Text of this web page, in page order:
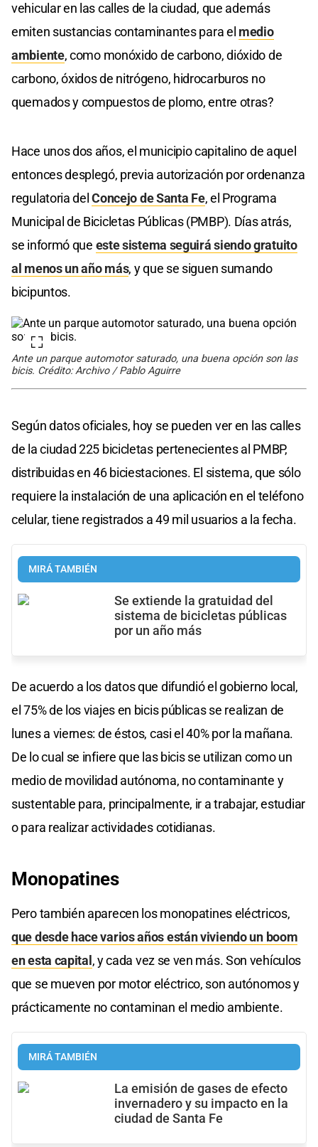
vehicular en las calles de la ciudad, que además
emiten sustancias contaminantes para el medio
ambiente, como monóxido de carbono, dióxido de
carbono, óxidos de nitrógeno, hidrocarburos no
quemados y compuestos de plomo, entre otras?
Hace unos dos años, el municipio capitalino de aquel
entonces desplegó, previa autorización por ordenanza
regulatoria delConcejo de Santa Fe, el Programa
Municipal de Bicicletas Públicas (PMBP). Días atrás,
se informó que este sistema seguirá siendo gratuito
al menos un año más, y que se siguen sumando
bicipuntos.
Ante un parque automotor saturado, una buena opción son las
bicis. Crédito: Archivo / Pablo Aguirre
Según datos oficiales, hoy se pueden ver en las calles
de la ciudad 225 bicicletas pertenecientes al PMBP,
distribuidas en 46 biciestaciones. El sistema, que sólo
requiere la instalación de una aplicación en el teléfono
celular, tiene registrados a 49 mil usuarios a la fecha.
MIRÁ TAMBIÉN
Se extiende la gratuidad del
sistema de bicicletas públicas
por un año más
De acuerdo a los datos que difundió el gobierno local,
el 75% de los viajes en bicis públicas se realizan de
lunes a viernes: de éstos, casi el 40% por la mañana.
De lo cual se infiere que las bicis se utilizan como un
medio de movilidad autónoma, no contaminante y
sustentable para, principalmente, ir a trabajar, estudiar
o para realizar actividades cotidianas.
Monopatines
Pero también aparecen los monopatines eléctricos,
que desde hace varios años están viviendo un boom
en esta capital , y cada vez se ven más. Son vehículos
que se mueven por motor eléctrico, son autónomos y
prácticamente no contaminan el medio ambiente.
MIRÁ TAMBIÉN
La emisión de gases de efecto
invernadero y su impacto en la
ciudad de Santa Fe